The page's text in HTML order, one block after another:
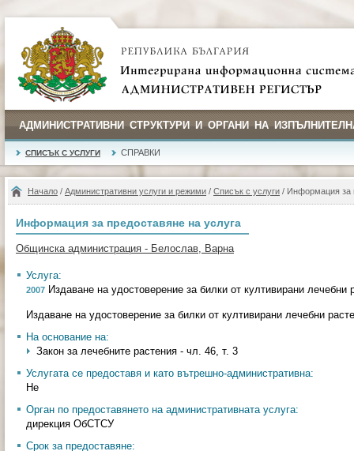
АДМИНИСТРАТИВНИ СТРУКТУРИ И ОРГАНИ НА
СПИСЪК С УСЛУГИ СПРАВКИ
Начало / Административни услуги и режими / Списък с услуги / Информация за
Информация за предоставяне на услуга
Общинска администрация - Белослав, Варна
Услуга:
2007 Издаване на удостоверение за билки от култивирани лечебни
Издаване на удостоверение за билки от култивирани лечебни
На основание на:
Закон за лечебните растения - чл. 46, т. 3
Услугата се предоставя и като вътрешно-административна:
Не
Орган по предоставянето на административната услуга:
дирекция ОбСТСУ
Срок за предоставяне: